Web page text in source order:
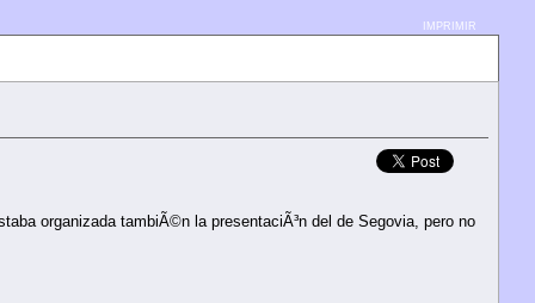
IMPRIMIR
organizada tambiÃ©n la presentaciÃ³n del de Segovia, pero no